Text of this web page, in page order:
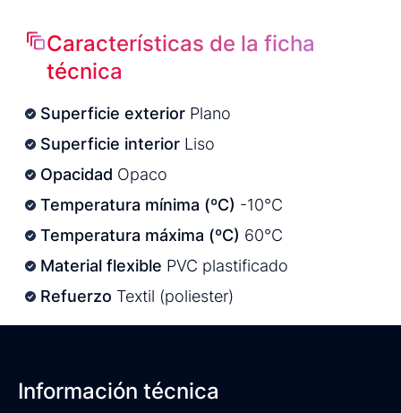
Características de la ficha
técnica
Superficie exterior Plano
Superficie interior Liso
Opacidad Opaco
Temperatura mínima (ºC) -10°C
Temperatura máxima (ºC) 60°C
Material flexible PVC plastificado
Refuerzo Textil (poliester)
Información técnica